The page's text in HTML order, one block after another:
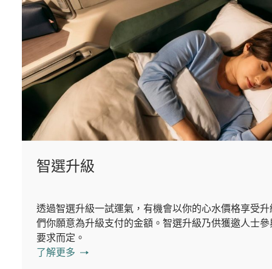
智選升級
透過智選升級一試運氣，有機會以你的心水價格享受
們你願意為升級支付的金額。智選升級乃供獲邀人士
要求而定。
了解更多